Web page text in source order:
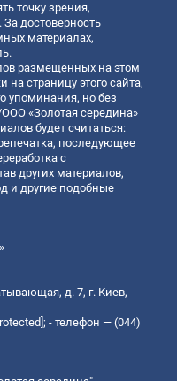
точку зрения,
достоверность
материалах,
размещенных на этом
страницу этого сайта,
упоминания, но без
«Золотая середина»
будет считаться:
последующее
с
других материалов,
и другие подобные
д. 7, г. Киев,
; - телефон — (044)